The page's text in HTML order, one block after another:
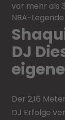
vor mehr als
NBA-
DJ
Der 2,16
DJ Erfolge